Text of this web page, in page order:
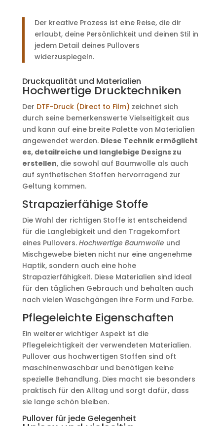
Der kreative Prozess ist eine Reise, die dir
erlaubt, deine Persönlichkeit und deinen Stil in
jedem Detail deines Pullovers
widerzuspiegeln.
Druckqualität und Materialien
Hochwertige Drucktechniken
Der DTF-Druck (Direct to Film) zeichnet sich
durch seine bemerkenswerte Vielseitigkeit aus
und kann auf eine breite Palette von Materialien
angewendet werden. Diese Technik ermöglicht
es, detailreiche und langlebige Designs zu
erstellen, die sowohl auf Baumwolle als auch
auf synthetischen Stoffen hervorragend zur
Geltung kommen.
Strapazierfähige Stoffe
Die Wahl der richtigen Stoffe ist entscheidend
für die Langlebigkeit und den Tragekomfort
eines Pullovers. Hochwertige Baumwolle und
Mischgewebe bieten nicht nur eine angenehme
Haptik, sondern auch eine hohe
Strapazierfähigkeit. Diese Materialien sind ideal
für den täglichen Gebrauch und behalten auch
nach vielen Waschgängen ihre Form und Farbe.
Pflegeleichte Eigenschaften
Ein weiterer wichtiger Aspekt ist die
Pflegeleichtigkeit der verwendeten Materialien.
Pullover aus hochwertigen Stoffen sind oft
maschinenwaschbar und benötigen keine
spezielle Behandlung. Dies macht sie besonders
praktisch für den Alltag und sorgt dafür, dass
sie lange schön bleiben.
Pullover für jede Gelegenheit